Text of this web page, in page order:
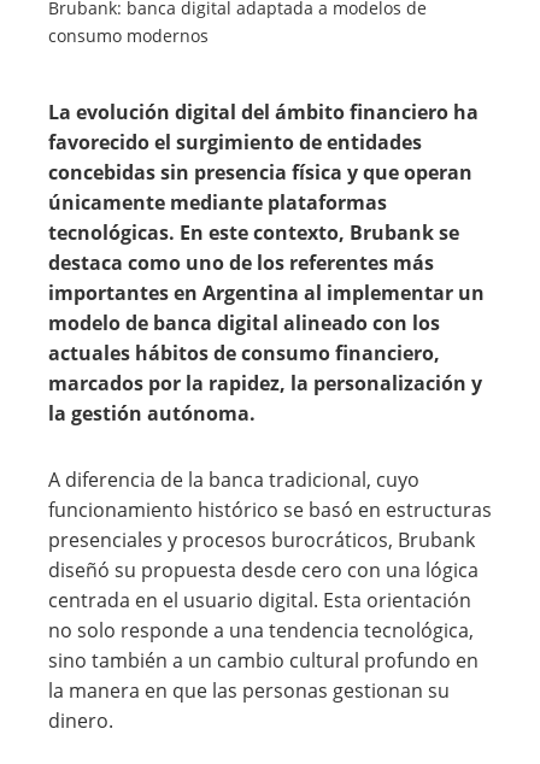
Brubank: banca digital adaptada a modelos de
consumo modernos
La evolución digital del ámbito financiero ha
favorecido el surgimiento de entidades
concebidas sin presencia física y que operan
únicamente mediante plataformas
tecnológicas. En este contexto, Brubank se
destaca como uno de los referentes más
importantes en Argentina al implementar un
modelo de banca digital alineado con los
actuales hábitos de consumo financiero,
marcados por la rapidez, la personalización y
la gestión autónoma.
A diferencia de la banca tradicional, cuyo
funcionamiento histórico se basó en estructuras
presenciales y procesos burocráticos, Brubank
diseñó su propuesta desde cero con una lógica
centrada en el usuario digital. Esta orientación
no solo responde a una tendencia tecnológica,
sino también a un cambio cultural profundo en
la manera en que las personas gestionan su
dinero.